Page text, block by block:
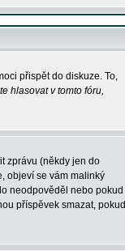
přispět do diskuze. To,
hlasovat v tomto fóru,
zprávu (někdy jen do
objeví se vám malinký
neodpověděl nebo pokud
příspěvek smazat, pokud